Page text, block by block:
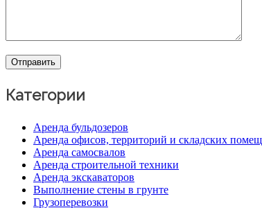
Категории
Аренда бульдозеров
Аренда офисов, территорий и складских
Аренда самосвалов
Аренда строительной техники
Аренда экскаваторов
Выполнение стены в грунте
Грузоперевозки